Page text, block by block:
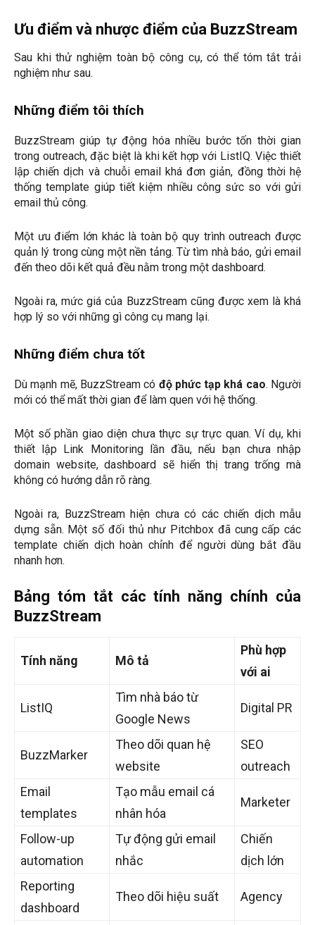
Ưu điểm và nhược điểm của BuzzStream
Sau khi thử nghiệm toàn bộ công cụ, có thể tóm tắt trải
nghiệm như sau.
Những điểm tôi thích
BuzzStream giúp tự động hóa nhiều bước tốn thời gian
trong outreach, đặc biệt là khi kết hợp với ListIQ. Việc thiết
lập chiến dịch và chuỗi email khá đơn giản, đồng thời hệ
thống template giúp tiết kiệm nhiều công sức so với gửi
email thủ công.
Một ưu điểm lớn khác là toàn bộ quy trình outreach được
quản lý trong cùng một nền tảng. Từ tìm nhà báo, gửi email
đến theo dõi kết quả đều nằm trong một dashboard.
Ngoài ra, mức giá của BuzzStream cũng được xem là khá
hợp lý so với những gì công cụ mang lại.
Những điểm chưa tốt
Dù mạnh mẽ, BuzzStream có độ phức tạp khá cao. Người
mới có thể mất thời gian để làm quen với hệ thống.
Một số phần giao diện chưa thực sự trực quan. Ví dụ, khi
thiết lập Link Monitoring lần đầu, nếu bạn chưa nhập
domain website, dashboard sẽ hiển thị trang trống mà
không có hướng dẫn rõ ràng.
Ngoài ra, BuzzStream hiện chưa có các chiến dịch mẫu
dựng sẵn. Một số đối thủ như Pitchbox đã cung cấp các
template chiến dịch hoàn chỉnh để người dùng bắt đầu
nhanh hơn.
Bảng tóm tắt các tính năng chính của
BuzzStream
Tính năng Mô tả
Phù hợp
với ai
ListIQ
Tìm nhà báo từ
Google News
Digital PR
BuzzMarker
Theo dõi quan hệ
website
SEO
outreach
Email
templates
Tạo mẫu email cá
nhân hóa
Marketer
Follow-up
automation
Tự động gửi email
nhắc
Chiến
dịch lớn
Reporting
dashboard
Theo dõi hiệu suất Agency